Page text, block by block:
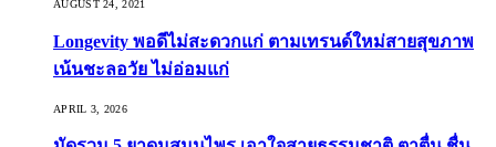
AUGUST 24, 2021
Longevity พอดีไม่สะดวกแก่ ตามเทรนด์ใหม่สายสุขภาพ
เน้นชะลอวัย ไม่อ่อมแก่
APRIL 3, 2026